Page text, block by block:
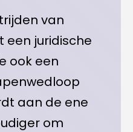
van
een juridische
ook een
aan de ene
om